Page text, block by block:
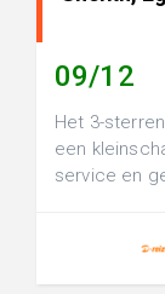
09/12
Het 3-
een
service en